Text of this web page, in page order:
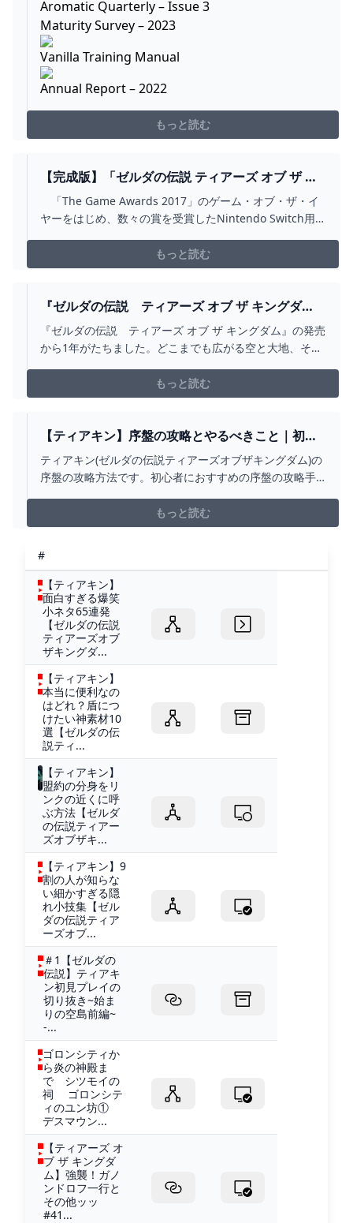
Aromatic Quarterly – Issue 3
Maturity Survey – 2023
Vanilla Training Manual
Annual Report – 2022
もっと読む
【完成版】「ゼルダの伝説 ティアーズ オブ ザ キ
ングダム」予約店舗・特典まとめ！ - GAME
WATCH
「The Game Awards 2017」のゲーム・オブ・ザ・イ
ヤーをはじめ、数々の賞を受賞したNintendo Switch用ア
ワイルド」。その続編となる「ゼルダの伝説 ティアーズ
オブ ザ キングダム」が5月12日に発売される。
もっと読む
『ゼルダの伝説 ティアーズ オブ ザ キングダ
ム』の特別セットをご紹介。「アイコンパーツ」
や「壁紙」も登場。 トピックス NINTENDO
『ゼルダの伝説 ティアーズ オブ ザ キングダム』の発売
から1年がたちました。どこまでも広がる空と大地、そし
だいたでしょうか？『ゼもっと読む
【ティアキン】序盤の攻略とやるべきこと｜初心
者の進め方【ゼルダの伝説ティアーズオブザキン
グダム】｜ゲームエイト
ティアキン(ゼルダの伝説ティアーズオブザキングダム)の
序盤の攻略方法です。初心者におすすめの序盤の攻略手
ついても詳しく掲載しています。
もっと読む
#
【ティアキン】
面白すぎる爆笑
小ネタ65連発
【ゼルダの伝説
ティアーズオブ
ザキングダ...
【ティアキン】
本当に便利なの
はどれ？盾につ
けたい神素材10
選【ゼルダの伝
説ティ...
【ティアキン】
盟約の分身をリ
ンクの近くに呼
ぶ方法【ゼルダ
の伝説ティアー
ズオブザキ...
【ティアキン】9
割の人が知らな
い細かすぎる隠
れ小技集【ゼル
ダの伝説ティア
ーズオブ...
＃1【ゼルダの
伝説】ティアキ
ン初見プレイの
切り抜き~始ま
りの空島前編~
-...
ゴロンシティか
ら炎の神殿ま
で シツモイの
祠 ゴロンシテ
ィのユン坊①
デスマウン...
【ティアーズ オ
ブ ザ キングダ
ム】強襲！ガノ
ンドロフ一行と
その他ッッ
#41...